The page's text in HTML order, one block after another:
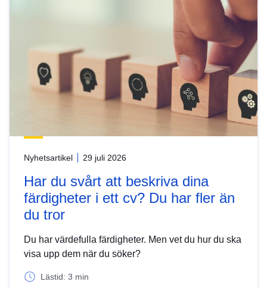
Nyhetsartikel 29 juli 2026
Har du svårt att beskriva dina
färdigheter i ett cv? Du har fler än
du tror
Du har värdefulla färdigheter. Men vet du hur du ska
visa upp dem när du söker?
Lästid: 3 min